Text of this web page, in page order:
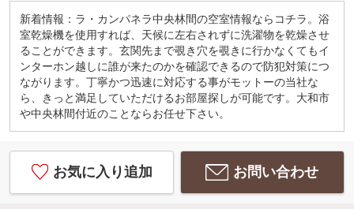
新着情報：ラ・カンパネラ中央林間の空室情報ならコチラ。浴
室乾燥機を使用すれば、天候に左右されずに洗濯物を乾燥させ
ることができます。玄関先まで覗き穴を覗きに行かなくてもイ
ンターホン越しに誰が来たのかを確認できるので防犯対策につ
ながります。丁寧かつ迅速に対応する事がモットーの当社な
ら、きっと満足していただけるお部屋探しが可能です。大和市
や中央林間付近のことならお任せ下さい。
お気に入り追加 お問い合わせ